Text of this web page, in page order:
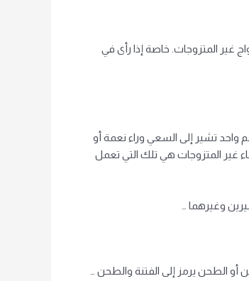
غير المتزوجات. خاصة إذا رأى في
واحد تشير إلى السعي وراء نعمة أو
غير المتزوجات هي تلك التي تعمل
وغيرهما …
الطحن يرمز إلى الفتنة والطحن …